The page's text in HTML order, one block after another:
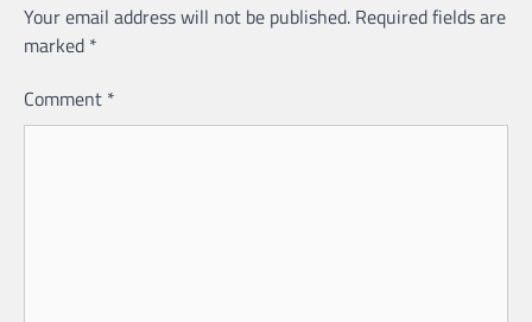
Your email address will not be published. Required fields are
marked *
Comment *